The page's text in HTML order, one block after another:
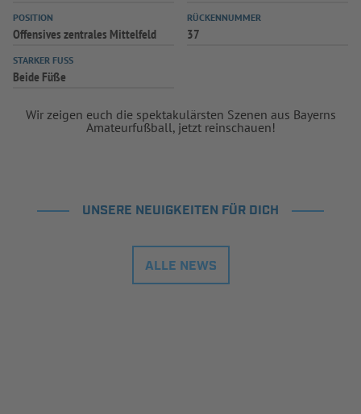
POSITION
Offensives zentrales Mittelfeld
RÜCKENNUMMER
37
STARKER FUSS
Beide Füße
Wir zeigen euch die spektakulärsten Szenen aus Bayerns
Amateurfußball, jetzt reinschauen!
UNSERE NEUIGKEITEN FÜR DICH
ALLE NEWS